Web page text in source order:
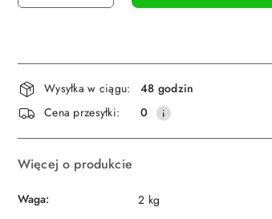
Dostępność
i
dostawa
Wysyłka w ciągu:
48 godzin
Cena przesyłki:
0
Więcej o produkcie
Waga: 2 kg